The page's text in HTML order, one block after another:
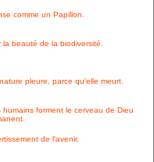
comme un Papillon.
la beauté de la biodiversité.
pleure, parce qu'elle meurt.
humains forment le cerveau de Dieu
de l'avenir.